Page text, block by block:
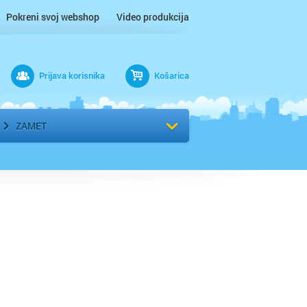
Pokreni svoj webshop Video produkcija
Prijava korisnika Košarica
ZAMET